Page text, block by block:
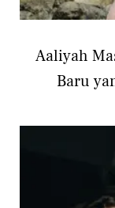
Aaliyah
Baru